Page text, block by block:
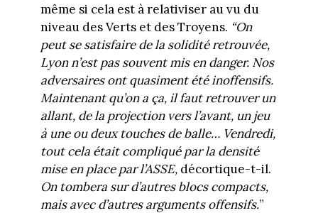
même si cela est à relativiser au vu du
niveau des Verts et des Troyens. “On
peut se satisfaire de la solidité retrouvée,
Lyon n’est pas souvent mis en danger. Nos
adversaires ont quasiment été inoffensifs.
Maintenant qu’on a ça, il faut retrouver un
allant, de la projection vers l’avant, un jeu
à une ou deux touches de balle… Vendredi,
tout cela était compliqué par la densité
mise en place par l’ASSE,décortique-t-il.
On tombera sur d’autres blocs compacts,
mais avec d’autres arguments offensifs.”